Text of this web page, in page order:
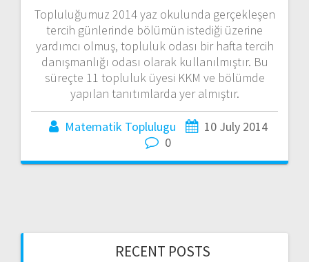
Topluluğumuz 2014 yaz okulunda gerçekleşen
tercih günlerinde bölümün istediği üzerine
yardımcı olmuş, topluluk odası bir hafta tercih
danışmanlığı odası olarak kullanılmıştır. Bu
süreçte 11 topluluk üyesi KKM ve bölümde
yapılan tanıtımlarda yer almıştır.
Matematik Toplulugu
10 July 2014
0
RECENT POSTS